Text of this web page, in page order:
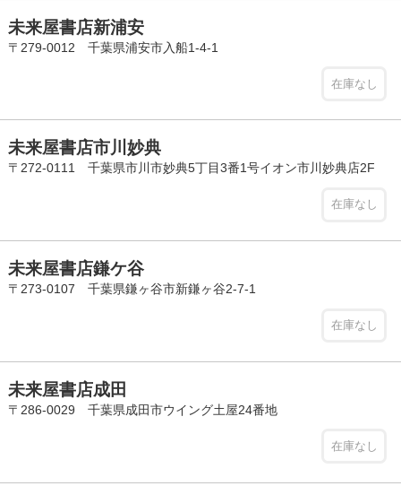
未来屋書店新浦安
〒279-0012 千葉県浦安市入船1-4-1
在庫なし
未来屋書店市川妙典
〒272-0111 千葉県市川市妙典5丁目3番1号イオン市川妙典店2F
在庫なし
未来屋書店鎌ケ谷
〒273-0107 千葉県鎌ヶ谷市新鎌ヶ谷2-7-1
在庫なし
未来屋書店成田
〒286-0029 千葉県成田市ウイング土屋24番地
在庫なし